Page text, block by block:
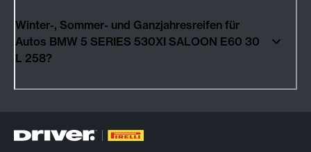
Winter-, Sommer- und Ganzjahresreifen für
Autos BMW 5 SERIES 530XI SALOON E60 30
L 258?